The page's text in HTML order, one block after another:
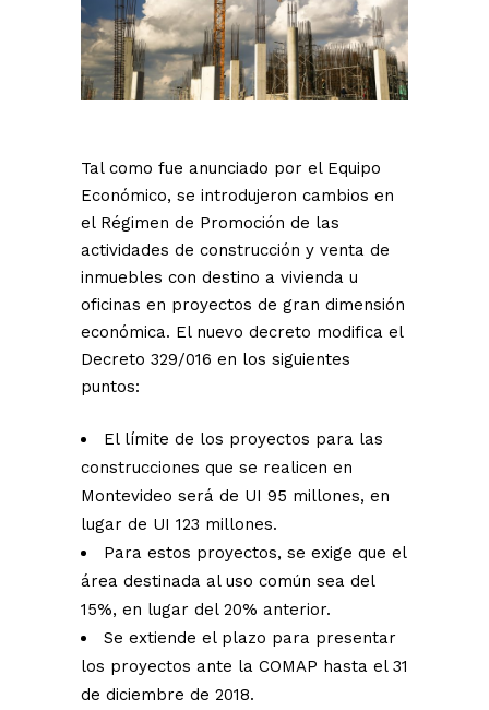
Tal como fue anunciado por el Equipo
Económico, se introdujeron cambios en
el Régimen de Promoción de las
actividades de construcción y venta de
inmuebles con destino a vivienda u
oficinas en proyectos de gran dimensión
económica. El nuevo decreto modifica el
Decreto 329/016 en los siguientes
puntos:
El límite de los proyectos para las
construcciones que se realicen en
Montevideo será de UI 95 millones, en
lugar de UI 123 millones.
Para estos proyectos, se exige que el
área destinada al uso común sea del
15%, en lugar del 20% anterior.
Se extiende el plazo para presentar
los proyectos ante la COMAP hasta el 31
de diciembre de 2018.